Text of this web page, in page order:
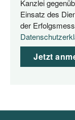
Kanzlei
Einsatz des
der
Jetzt